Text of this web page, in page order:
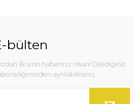
bülten
ilk sizin haberiniz olsun! Dilediğiniz
ayrılabilirsiniz.